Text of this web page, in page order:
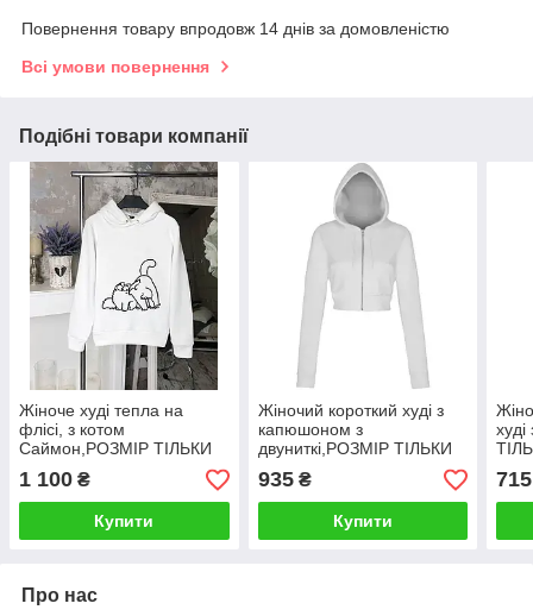
Повернення товару впродовж 14 днів за домовленістю
Всі умови повернення
Подібні товари компанії
Жіноче худі тепла на
флісі, з котом
Саймон,РОЗМІР ТІЛЬКИ
46
1 100 ₴
Купити
Жіночий короткий худі з
капюшоном з
двуниткі,РОЗМІР ТІЛЬКИ
46
935₴
Купити
715
Про нас